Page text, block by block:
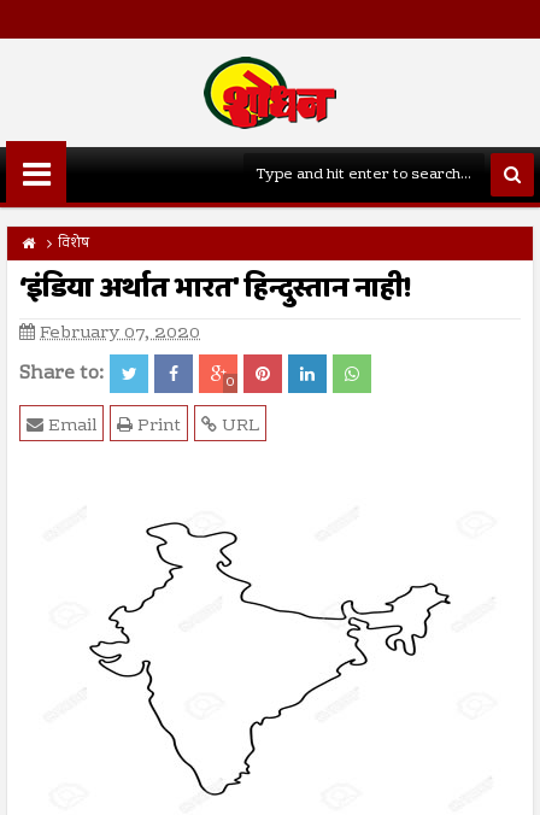
विशेष
‘इंडिया अर्थात भारत' हिन्दुस्तान नाही!
February 07, 2020
Share to: 0
URL
Print
Email